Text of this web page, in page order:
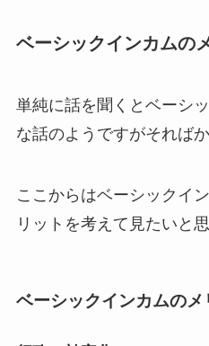
ベーシックインカムの
単純に話を聞くとベーシ
な話のようですがそれば
ここからはベーシックイ
リットを考えて見たいと思
ベーシックインカムのメ